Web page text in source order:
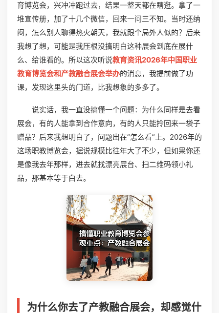
育博览会，兴冲冲跑过去，结果一整天都在瞎逛。拿了一
堆宣传册，加了十几个微信，回来一问三不知。当时还纳
闷，怎么别人聊得热火朝天，我就跟个局外人似的？后来
我想了想，可能是我压根没搞明白这种展会到底在展什
么、给谁看的。所以这次听说教育资讯2026年中国职业
教育博览会和产教融合展会举办的消息，我提前做了功
课，发现这里头的门道，比我想象的多多了。
说实话，我一直没搞懂一个问题：为什么同样是去看
展会，有的人能拿到合作意向，有的人只能拎回来一袋子
赠品？后来我想明白了，问题出在“怎么看”上。2026年的
这场职教博览会，据说规模比往年大了不少，但如果你还
是像我去年那样，进去就找漂亮展台、扫二维码领小礼
品，那基本等于白去。
为什么你去了产教融合展会，却感觉什